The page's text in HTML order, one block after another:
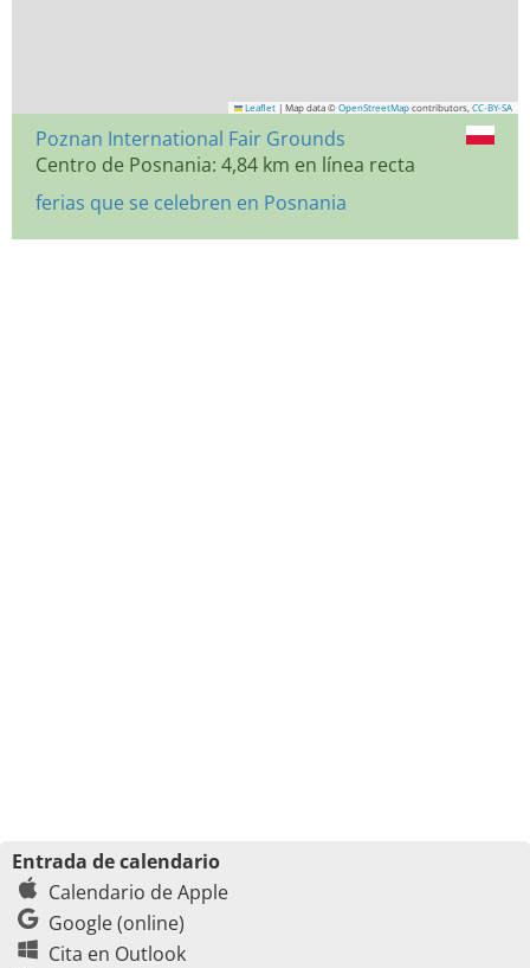
Leaflet | Map data © OpenStreetMap contributors, CC-BY-SA
Poznan International Fair Grounds
Centro de Posnania: 4,84 km en línea recta
ferias que se celebren en Posnania
Entrada de calendario
Calendario de Apple
Google (online)
Cita en Outlook